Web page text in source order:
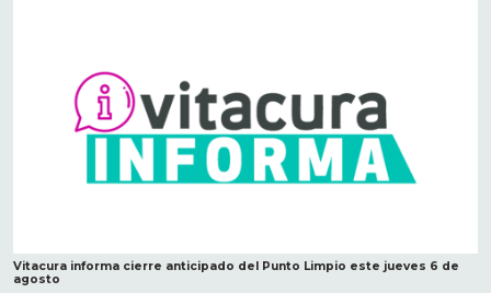
Vitacura informa cierre anticipado del Punto Limpio este jueves 6 de
agosto